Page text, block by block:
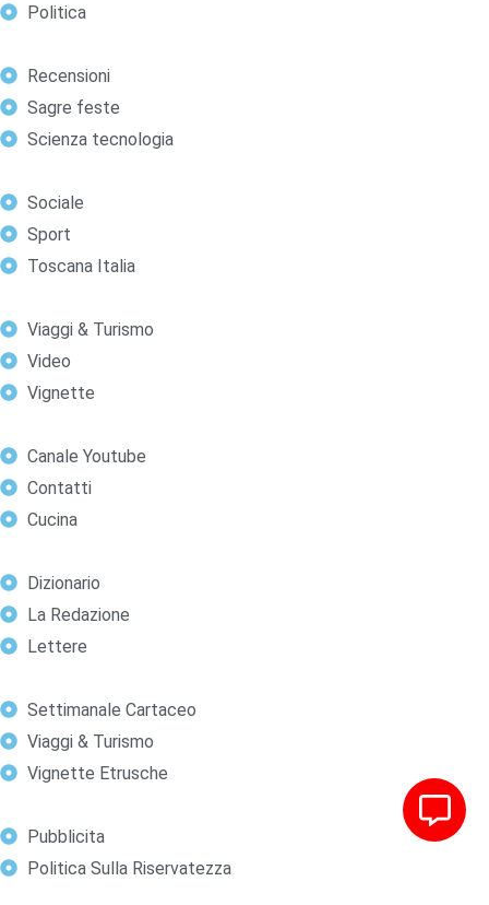
Politica
Recensioni
Sagre feste
Scienza tecnologia
Sociale
Sport
Toscana Italia
Viaggi & Turismo
Video
Vignette
Canale Youtube
Contatti
Cucina
Dizionario
La Redazione
Lettere
Settimanale Cartaceo
Viaggi & Turismo
Vignette Etrusche
Pubblicita
Politica Sulla Riservatezza